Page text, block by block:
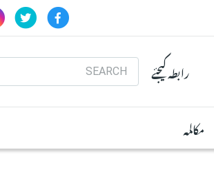
رابطہ کیجئے
Search
مکالمہ